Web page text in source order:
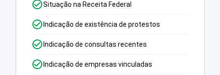
Situação na Receita Federal
Indicação de existência de protestos
Indicação de consultas recentes
Indicação de empresas vinculadas